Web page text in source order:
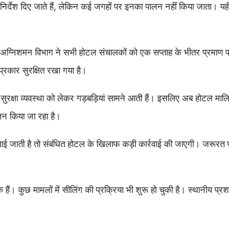
दिए जाते हैं, लेकिन कई जगहों पर इनका पालन नहीं किया जाता।
विभाग ने सभी होटल संचालकों को एक सप्ताह के भीतर
सुरक्षित रखा गया है।
व्यवस्था को लेकर गड़बड़ियां सामने आती हैं। इसलिए अब होटल
किया जा रहा है।
जाती है तो संबंधित होटल के खिलाफ कड़ी कार्रवाई की जाएगी।
कुछ मामलों में सीलिंग की प्रक्रिया भी शुरू हो चुकी है। स्थानीय